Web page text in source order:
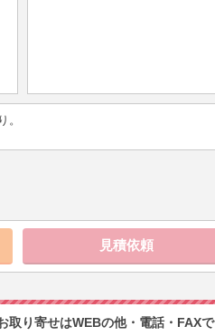
。
取り寄せはWEBの他・電話・FAX